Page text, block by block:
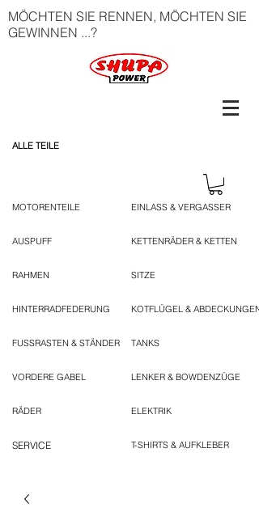
MÖCHTEN SIE RENNEN, MÖCHTEN SIE
GEWINNEN ...?
ALLE TEILE
MOTORENTEILE
AUSPUFF
RAHMEN
HINTERRADFEDERUNG
FUSSRASTEN & STÄNDER
VORDERE GABEL
RÄDER
SERVICE
EINLASS & VERGASSER
KETTENRÄDER & KETTEN
SITZE
KOTFLÜGEL & ABDECKUNGEN
TANKS
LENKER & BOWDENZÜGE
ELEKTRIK
T-SHIRTS & AUFKLEBER